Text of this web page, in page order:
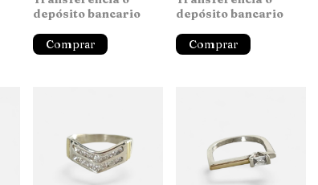
depósito bancario
Comprar
depósito bancario
Comprar